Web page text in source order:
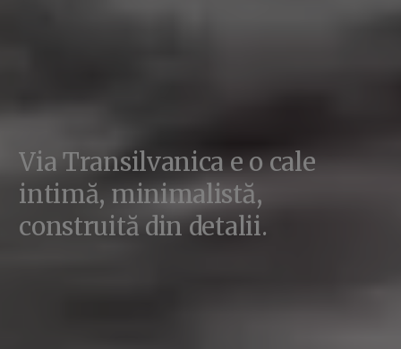
Via Transilvanica e o cale
intimă, minimalistă,
construită din detalii.